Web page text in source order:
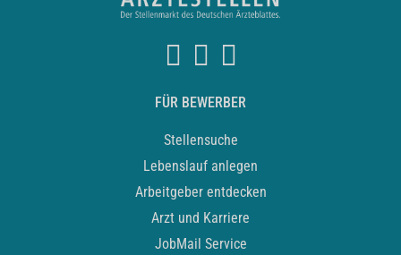
FÜR BEWERBER
Stellensuche
Lebenslauf anlegen
Arbeitgeber entdecken
Arzt und Karriere
JobMail Service